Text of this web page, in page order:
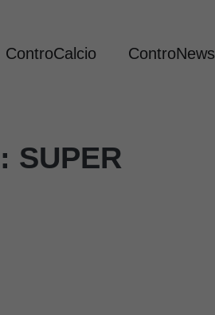
ControCalcio ControNews
SUPER